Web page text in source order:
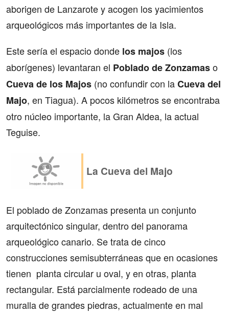
aborigen de Lanzarote y acogen los yacimientos
arqueológicos más importantes de la Isla.
Este sería el espacio donde los majos (los
aborígenes) levantaran el Poblado de Zonzamaso
Cueva de los Majos (no confundir con laCueva del
Majo, en Tiagua). A pocos kilómetros se encontraba
otro núcleo importante, la Gran Aldea, la actual
Teguise.
La Cueva del Majo
El poblado de Zonzamas presenta un conjunto
arquitectónico singular, dentro del panorama
arqueológico canario. Se trata de cinco
construcciones semisubterráneas que en ocasiones
tienen planta circular u oval, y en otras, planta
rectangular. Está parcialmente rodeado de una
muralla de grandes piedras, actualmente en mal